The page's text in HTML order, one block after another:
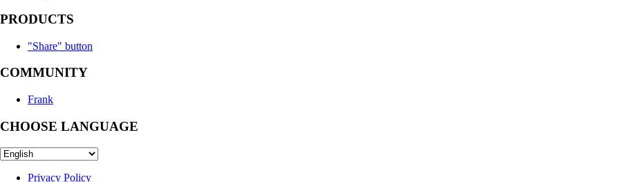
PRODUCTS
"Share" button
COMMUNITY
Frank
CHOOSE LANGUAGE
Privacy Policy